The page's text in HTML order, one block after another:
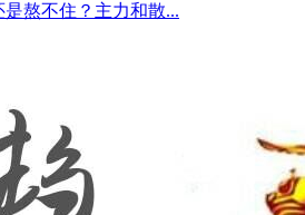
熬不住？主力和散...